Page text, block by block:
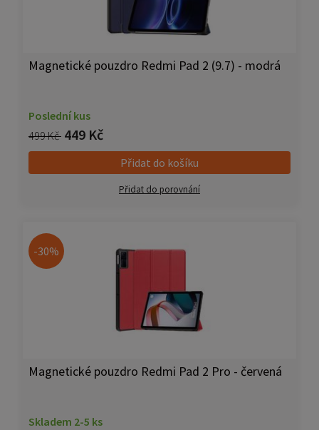
Magnetické pouzdro Redmi Pad 2 (9.7) - modrá
Poslední kus
499 Kč 449 Kč
Přidat do košíku
Přidat do porovnání
-30%
Magnetické pouzdro Redmi Pad 2 Pro - červená
Skladem 2-5 ks